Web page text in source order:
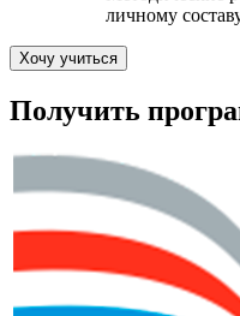
личному
Хочу учиться
Получить